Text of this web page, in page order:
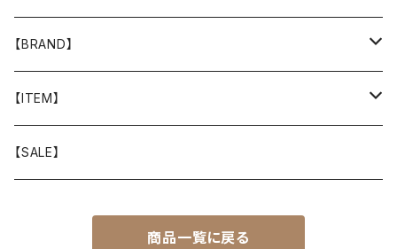
【BRAND】
山と道
T-SHIRT
迷迭香
【ITEM】
WEAR
【SALE】
商品一覧に戻る